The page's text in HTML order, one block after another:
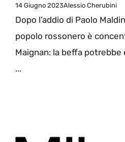
14 Giugno 2023Alessio Cherubini
Dopo l’addio di Paolo
popolo rossonero è
Maignan: la beffa potrebbe
...